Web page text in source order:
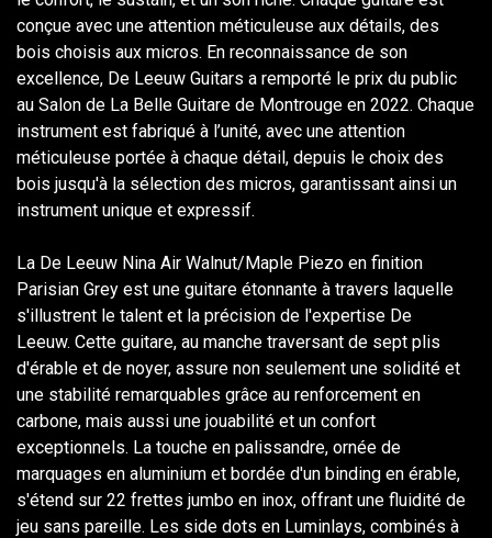
conçue avec une attention méticuleuse aux détails, des
bois choisis aux micros. En reconnaissance de son
excellence, De Leeuw Guitars a remporté le prix du public
au Salon de La Belle Guitare de Montrouge en 2022. Chaque
instrument est fabriqué à l’unité, avec une attention
méticuleuse portée à chaque détail, depuis le choix des
bois jusqu'à la sélection des micros, garantissant ainsi un
instrument unique et expressif.
La De Leeuw Nina Air Walnut/Maple Piezo en finition
Parisian Grey est une guitare étonnante à travers laquelle
s'illustrent le talent et la précision de l'expertise De
Leeuw. Cette guitare, au manche traversant de sept plis
d'érable et de noyer, assure non seulement une solidité et
une stabilité remarquables grâce au renforcement en
carbone, mais aussi une jouabilité et un confort
exceptionnels. La touche en palissandre, ornée de
marquages en aluminium et bordée d'un binding en érable,
s'étend sur 22 frettes jumbo en inox, offrant une fluidité de
jeu sans pareille. Les side dots en Luminlays, combinés à